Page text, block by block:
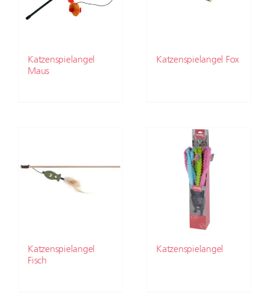
Katzenspielangel
Maus
Katzenspielangel Fox
Katzenspielangel
Fisch
Katzenspielangel